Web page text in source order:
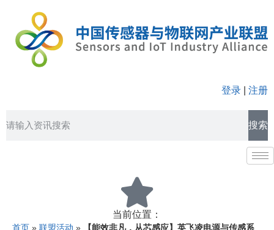
登录 注册
搜索
当前位置：
首页 » 联盟活动 »
【能效非凡，从芯感应】英飞凌电源与传感系